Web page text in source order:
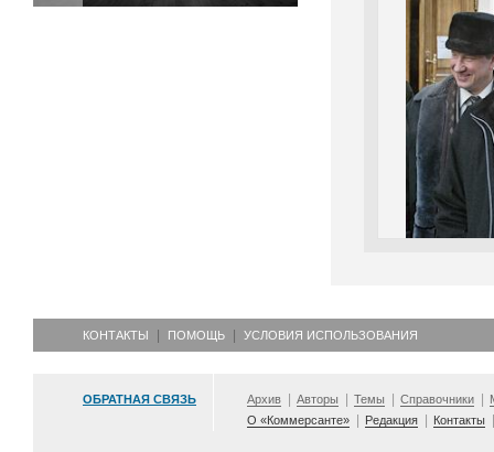
КОНТАКТЫ ПОМОЩЬ УСЛОВИЯ ИСПОЛЬЗОВАНИЯ
ОБРАТНАЯ СВЯЗЬ Архив Авторы Темы Справочники
О «Коммерсанте»
Редакция Контакты